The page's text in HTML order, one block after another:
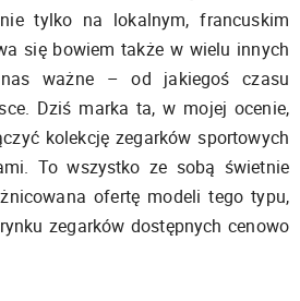
tylko na lokalnym, francuskim
się bowiem także w wielu innych
ważne – od jakiegoś czasu
Dziś marka ta, w mojej ocenie,
kolekcję zegarków sportowych
To wszystko ze sobą świetnie
ofertę modeli tego typu,
zegarków dostępnych cenowo